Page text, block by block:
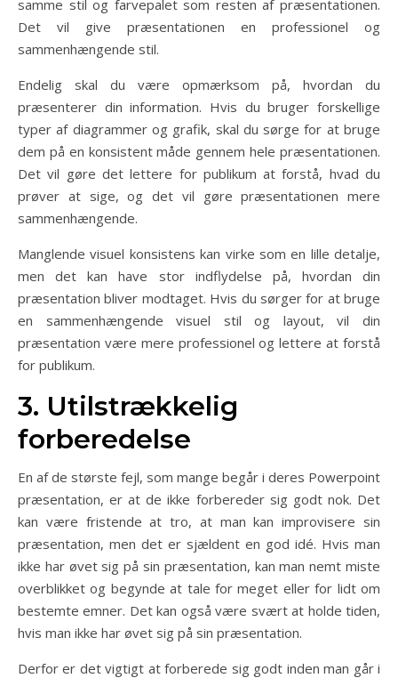
samme stil og farvepalet som resten af præsentationen.
Det vil give præsentationen en professionel og
sammenhængende stil.
Endelig skal du være opmærksom på, hvordan du
præsenterer din information. Hvis du bruger forskellige
typer af diagrammer og grafik, skal du sørge for at bruge
dem på en konsistent måde gennem hele præsentationen.
Det vil gøre det lettere for publikum at forstå, hvad du
prøver at sige, og det vil gøre præsentationen mere
sammenhængende.
Manglende visuel konsistens kan virke som en lille detalje,
men det kan have stor indflydelse på, hvordan din
præsentation bliver modtaget. Hvis du sørger for at bruge
en sammenhængende visuel stil og layout, vil din
præsentation være mere professionel og lettere at forstå
for publikum.
3. Utilstrækkelig
forberedelse
En af de største fejl, som mange begår i deres Powerpoint
præsentation, er at de ikke forbereder sig godt nok. Det
kan være fristende at tro, at man kan improvisere sin
præsentation, men det er sjældent en god idé. Hvis man
ikke har øvet sig på sin præsentation, kan man nemt miste
overblikket og begynde at tale for meget eller for lidt om
bestemte emner. Det kan også være svært at holde tiden,
hvis man ikke har øvet sig på sin præsentation.
Derfor er det vigtigt at forberede sig godt inden man går i